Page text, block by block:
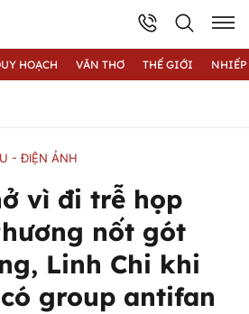
HOẠCH VĂN THƠ THẾ GIỚI
- ĐIỆN ẢNH
vì đi trễ họp
nốt gót
Linh Chi khi
group antifan